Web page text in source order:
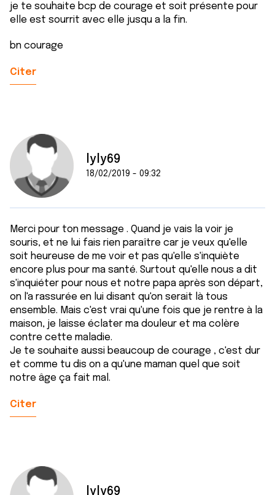
je te souhaite bcp de courage et soit présente pour
elle est sourrit avec elle jusqu a la fin.
bn courage
Citer
lyly69
18/02/2019 - 09:32
Merci pour ton message . Quand je vais la voir je
souris, et ne lui fais rien paraître car je veux qu'elle
soit heureuse de me voir et pas qu'elle s'inquiète
encore plus pour ma santé. Surtout qu'elle nous a dit
s'inquiéter pour nous et notre papa après son départ,
on l'a rassurée en lui disant qu'on serait là tous
ensemble. Mais c'est vrai qu'une fois que je rentre à la
maison, je laisse éclater ma douleur et ma colère
contre cette maladie.
Je te souhaite aussi beaucoup de courage , c'est dur
et comme tu dis on a qu'une maman quel que soit
notre âge ça fait mal.
Citer
lyly69